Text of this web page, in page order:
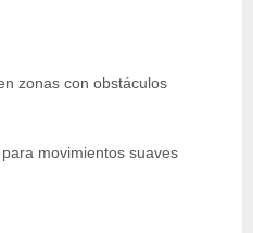
zonas con obstáculos
movimientos suaves